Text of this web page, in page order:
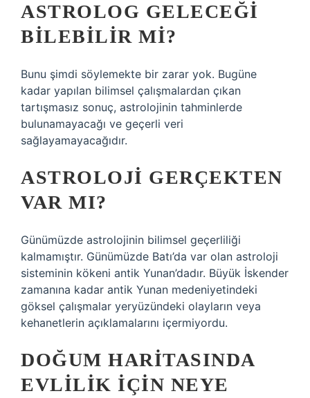
ASTROLOG GELECEĞI
BILEBILIR MI?
Bunu şimdi söylemekte bir zarar yok. Bugüne
kadar yapılan bilimsel çalışmalardan çıkan
tartışmasız sonuç, astrolojinin tahminlerde
bulunamayacağı ve geçerli veri
sağlayamayacağıdır.
ASTROLOJI GERÇEKTEN
VAR MI?
Günümüzde astrolojinin bilimsel geçerliliği
kalmamıştır. Günümüzde Batı’da var olan astroloji
sisteminin kökeni antik Yunan’dadır. Büyük İskender
zamanına kadar antik Yunan medeniyetindeki
göksel çalışmalar yeryüzündeki olayların veya
kehanetlerin açıklamalarını içermiyordu.
DOĞUM HARITASINDA
EVLILIK IÇIN NEYE